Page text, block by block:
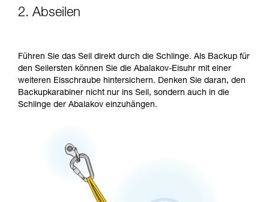
2. Abseilen
Führen Sie das Seil direkt durch die Schlinge. Als Backup für
den Seilersten können Sie die Abalakov-Eisuhr mit einer
weiteren Eisschraube hintersichern. Denken Sie daran, den
Backupkarabiner nicht nur ins Seil, sondern auch in die
Schlinge der Abalakov einzuhängen.